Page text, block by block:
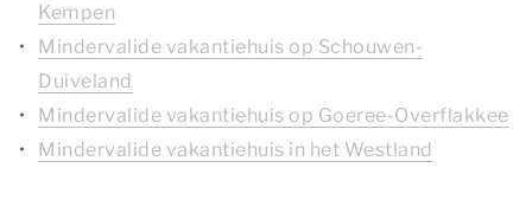
Kempen
Mindervalide vakantiehuis op Schouwen-
Duiveland
Mindervalide vakantiehuis op Goeree-Overflakkee
Mindervalide vakantiehuis in het Westland